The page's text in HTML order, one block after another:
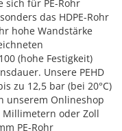
sich für PE-Rohr
das HDPE-Rohr
hohe Wandstärke
(hohe Festigkeit)
Unsere PEHD
zu 12,5 bar (bei 20°C)
unserem Onlineshop
oder Zoll
PE-Rohr